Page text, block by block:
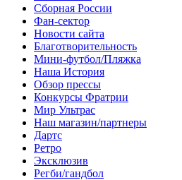
Сборная России
Фан-cектор
Новости сайта
Благотворительность
Мини-футбол/Пляжка
Наша История
Обзор прессы
Конкурсы Фратрии
Мир Ультрас
Наш магазин/партнеры
Дартс
Ретро
Эксклюзив
Регби/гандбол